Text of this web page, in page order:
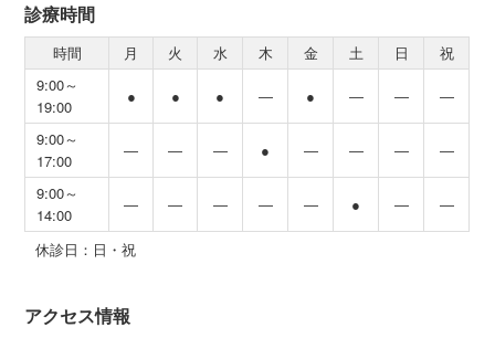
診療時間
時間 月 火 水 木 金 土 日
祝
9:00～
19:00
● ● ● ― ● ― ― ―
9:00～
17:00
― ― ― ● ― ― ― ―
9:00～
14:00
― ― ― ― ― ● ― ―
休診日：日・祝
アクセス情報